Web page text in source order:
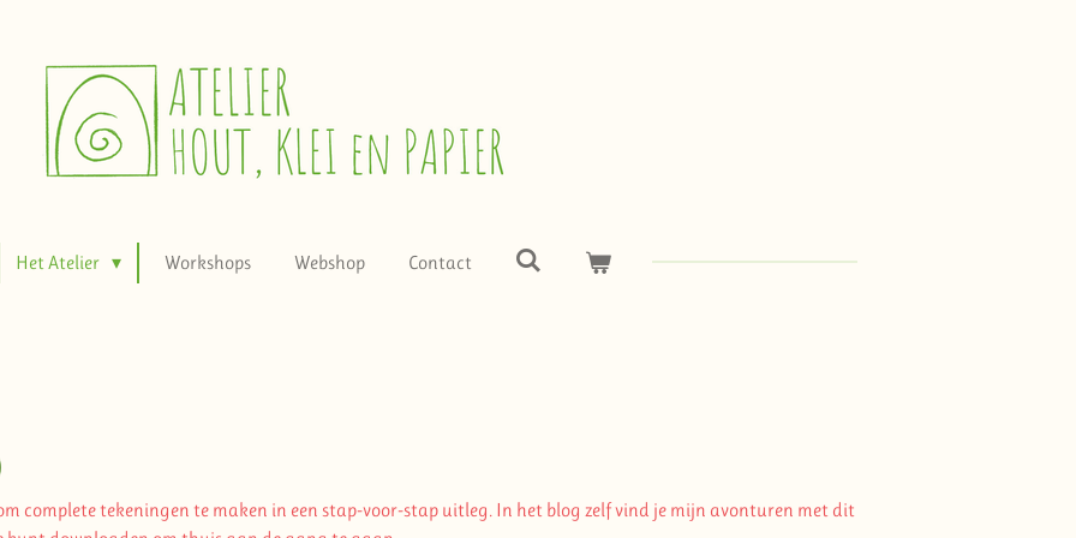
Het Atelier Workshops Webshop Contact
complete tekeningen te maken in een stap-voor-stap uitleg. In het blog zelf vind je mijn avonturen met dit